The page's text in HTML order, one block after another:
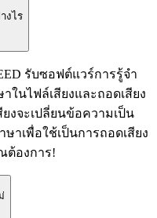
งไร
รับซอฟต์แวร์การรู้จำ
ในไฟล์เสียงและถอดเสียง
งจะเปลี่ยนข้อความเป็น
าเพื่อใช้เป็นการถอดเสียง
ต้องการ!